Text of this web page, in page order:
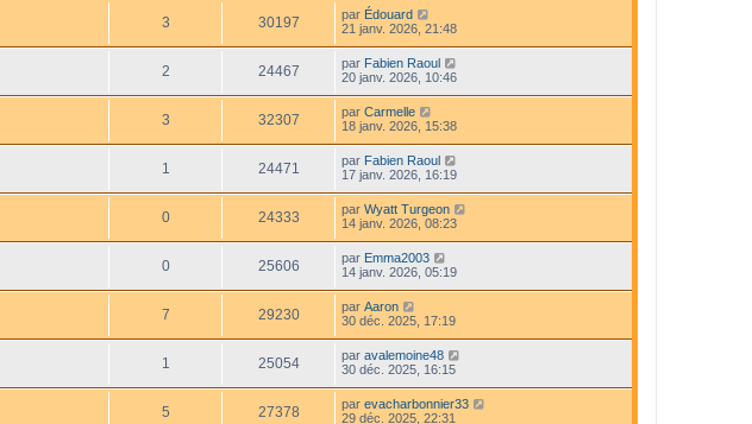
3 30197 par Édouard
21 janv. 2026, 21:48
2 24467 par Fabien Raoul
20 janv. 2026, 10:46
3 32307 par Carmelle
18 janv. 2026, 15:38
1 24471 par Fabien Raoul
17 janv. 2026, 16:19
0 24333 par Wyatt Turgeon
14 janv. 2026, 08:23
0 25606 par Emma2003
14 janv. 2026, 05:19
7 29230 par Aaron
30 déc. 2025, 17:19
1 25054 par avalemoine48
30 déc. 2025, 16:15
5 27378 par evacharbonnier33
29 déc. 2025, 22:31